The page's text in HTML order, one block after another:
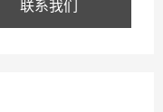
联系我们